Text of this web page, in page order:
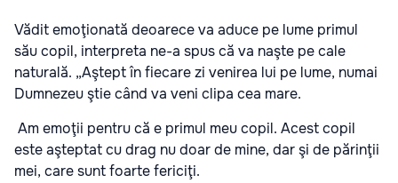
Vădit emoţionată deoarece va aduce pe lume primul
său copil, interpreta ne-a spus că va naşte pe cale
naturală. „Aştept în fiecare zi venirea lui pe lume, numai
Dumnezeu ştie când va veni clipa cea mare.
Am emoţii pentru că e primul meu copil. Acest copil
este aşteptat cu drag nu doar de mine, dar şi de părinţii
mei, care sunt foarte fericiţi.